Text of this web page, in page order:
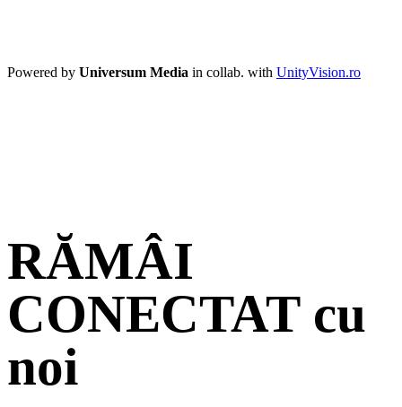
Powered by Universum Media in collab. with UnityVision.ro
RĂMÂI
CONECTAT cu
noi